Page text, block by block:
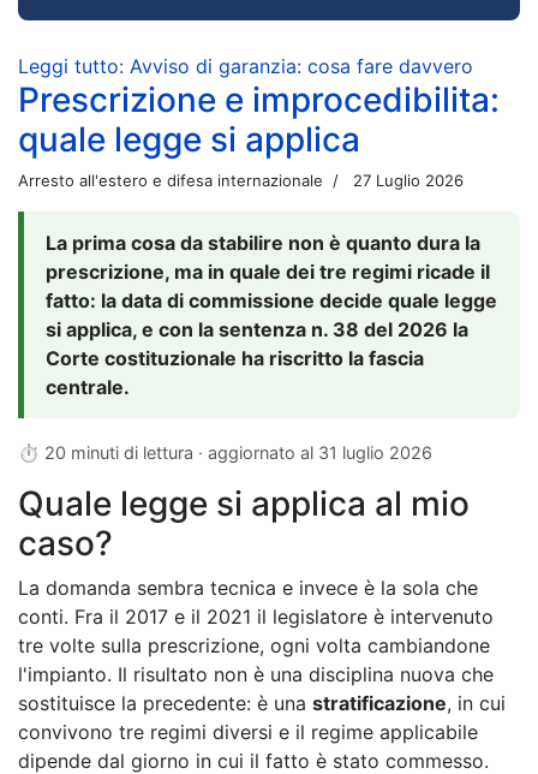
Leggi tutto: Avviso di garanzia: cosa fare davvero
Prescrizione e improcedibilita:
quale legge si applica
Arresto all'estero e difesa internazionale 27 Luglio 2026
La prima cosa da stabilire non è quanto dura la
prescrizione, ma in quale dei tre regimi ricade il
fatto: la data di commissione decide quale legge
si applica, e con la sentenza n. 38 del 2026 la
Corte costituzionale ha riscritto la fascia
centrale.
⏱ 20 minuti di lettura · aggiornato al 31 luglio 2026
Quale legge si applica al mio
caso?
La domanda sembra tecnica e invece è la sola che
conti. Fra il 2017 e il 2021 il legislatore è intervenuto
tre volte sulla prescrizione, ogni volta cambiandone
l'impianto. Il risultato non è una disciplina nuova che
sostituisce la precedente: è una stratificazione, in cui
convivono tre regimi diversi e il regime applicabile
dipende dal giorno in cui il fatto è stato commesso.